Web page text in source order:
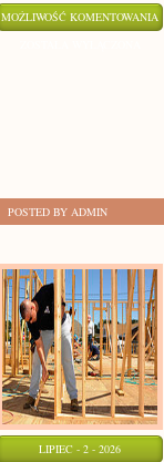
MOŻLIWOŚĆ KOMENTOWANIA
POSTED BY ADMIN
LIPIEC - 2 - 2026